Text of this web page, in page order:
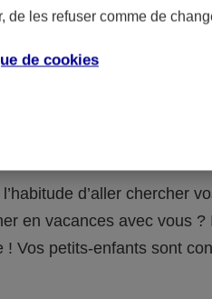
de la vie) que vous auriez
n°3 : vous avez
d’aller chercher
en vacances avec vous
! Vos petits-enfants sont
de les refuser comme de
de cookies